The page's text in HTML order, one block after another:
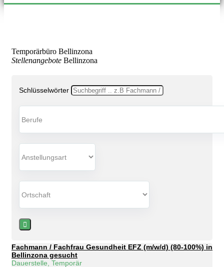
Temporärbüro Bellinzona
Stellenangebote Bellinzona
Schlüsselwörter
Fachmann / Fachfrau Gesundheit EFZ (m/w/d) (80-100%) in
Bellinzona gesucht
Dauerstelle, Temporär